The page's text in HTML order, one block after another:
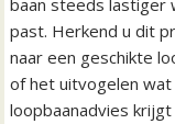
baan steeds lastiger
past. Herkend u dit
naar een geschikte
of het uitvogelen
loopbaanadvies